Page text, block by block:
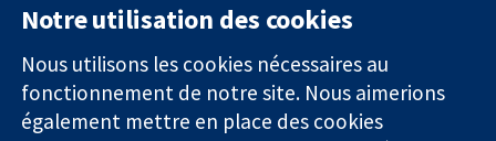
Des données
probantes.
Des décisions
11-13 Cavendish
Square
Londres
W1G0AN
Royaume-Uni
nous
Actualités
presse
Notre utilisation des cookies
Nous utilisons les cookies nécessaires au
fonctionnement de notre site. Nous aimerions
également mettre en place des cookies